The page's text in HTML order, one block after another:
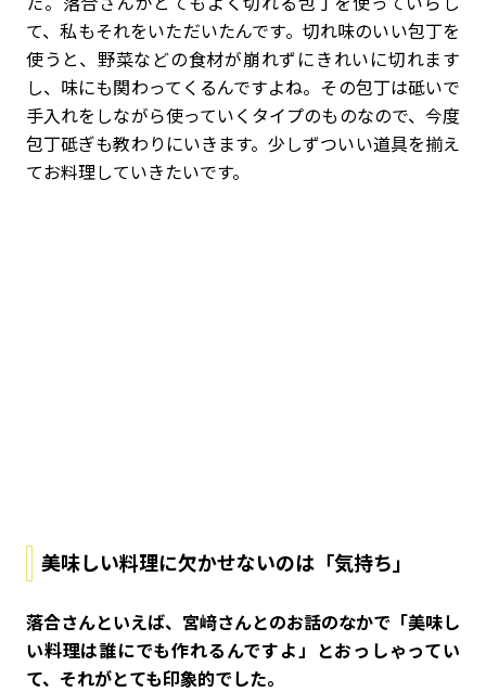
て、私もそれをいただいたんです。切れ味のいい包丁を
使うと、野菜などの食材が崩れずにきれいに切れます
し、味にも関わってくるんですよね。その包丁は砥いで
手入れをしながら使っていくタイプのものなので、今度
包丁砥ぎも教わりにいきます。少しずついい道具を揃え
てお料理していきたいです。
美味しい料理に欠かせないのは「気持ち」
――落合さんといえば、宮﨑さんとのお話のなかで「美味し
い料理は誰にでも作れるんですよ」とおっしゃってい
て、それがとても印象的でした。